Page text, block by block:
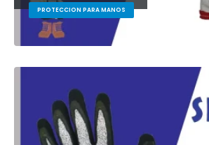
PROTECCION PARA MANOS